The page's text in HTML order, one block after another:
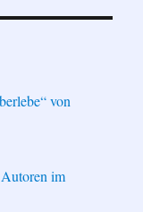
von
im